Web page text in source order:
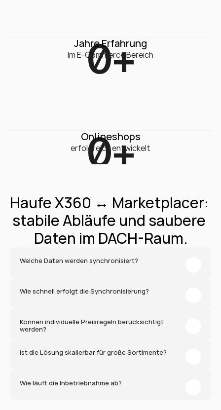
0+
Jahre Erfahrung
Im E-Commerce Bereich
0+
Onlineshops
erfolgreich entwickelt
Haufe X360 ↔ Marketplacer:
stabile Abläufe und saubere
Daten im DACH-Raum.
Welche Daten werden synchronisiert?
Wie schnell erfolgt die Synchronisierung?
Können individuelle Preisregeln berücksichtigt
werden?
Ist die Lösung skalierbar für große Sortimente?
Wie läuft die Inbetriebnahme ab?